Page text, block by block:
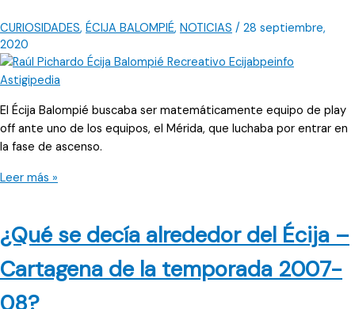
CURIOSIDADES, ÉCIJA BALOMPIÉ, NOTICIAS / 28 septiembre,
2020
El Écija Balompié buscaba ser matemáticamente equipo de play
off ante uno de los equipos, el Mérida, que luchaba por entrar en
la fase de ascenso.
El
confirmar
ser
de
off;
Leer más »
¿Qué se decía alrededor del Écija –
Cartagena de la temporada 2007-
08?